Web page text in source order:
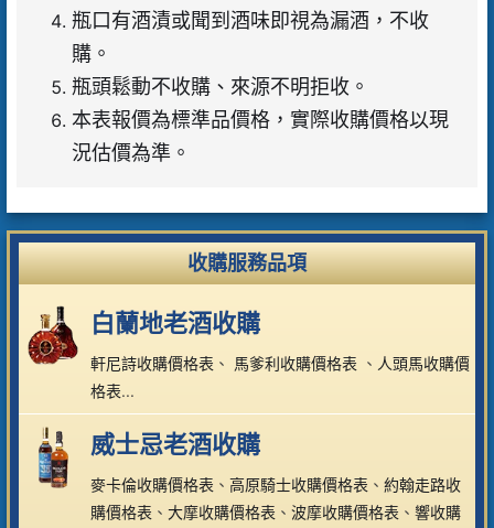
瓶口有酒漬或聞到酒味即視為漏酒，不收
購。
瓶頭鬆動不收購、來源不明拒收。
本表報價為標準品價格，實際收購價格以現
況估價為準。
收購服務品項
白蘭地老酒收購
軒尼詩收購價格表 、 馬爹利收購價格表 、 人頭馬收購價
格表...
威士忌老酒收購
麥卡倫收購價格表 、 高原騎士收購價格表 、 約翰走路收
購價格表 、 大摩收購價格表 、 波摩收購價格表 、 響收購